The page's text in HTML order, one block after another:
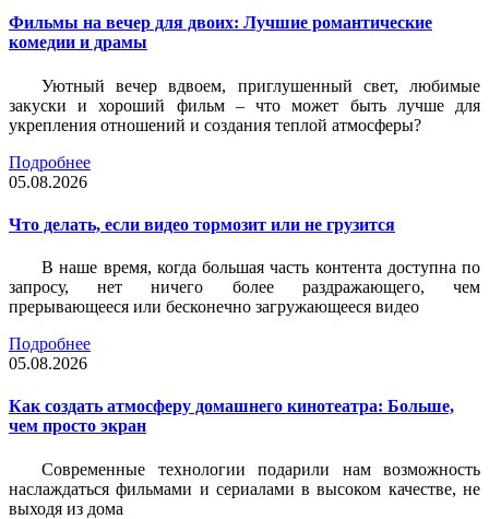
Фильмы на вечер для двоих: Лучшие романтические
комедии и драмы
Уютный вечер вдвоем, приглушенный свет, любимые
закуски и хороший фильм – что может быть лучше для
укрепления отношений и создания теплой атмосферы?
Подробнее
05.08.2026
Что делать, если видео тормозит или не грузится
В наше время, когда большая часть контента доступна по
запросу, нет ничего более раздражающего, чем
прерывающееся или бесконечно загружающееся видео
Подробнее
05.08.2026
Как создать атмосферу домашнего кинотеатра: Больше,
чем просто экран
Современные технологии подарили нам возможность
наслаждаться фильмами и сериалами в высоком качестве, не
выходя из дома